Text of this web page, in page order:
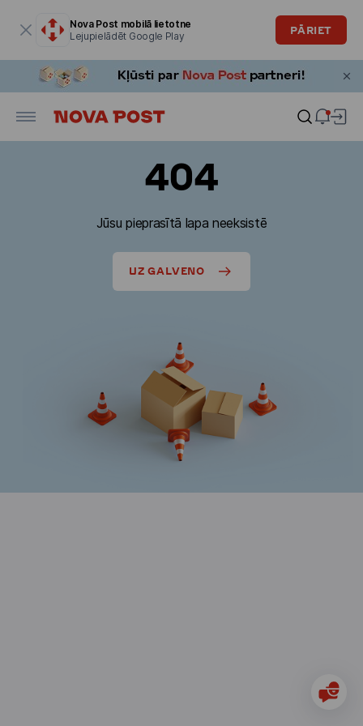
Nova Post mobilā lietotne
Lejupielādēt Google Play
PĀRIET
404
Jūsu pieprasītā lapa neeksistē
UZ GALVENO